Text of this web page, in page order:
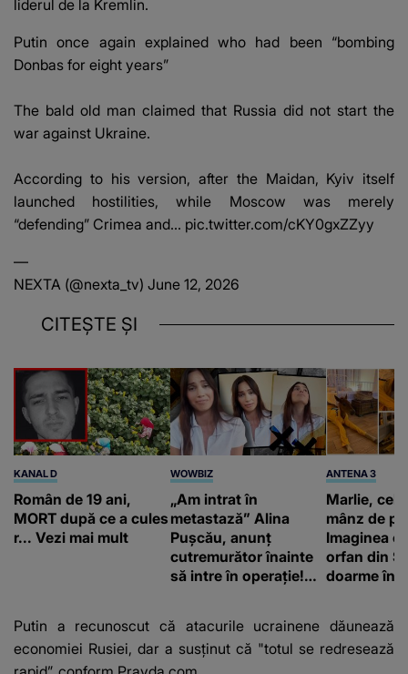
liderul de la Kremlin.
Putin once again explained who had been “bombing
Donbas for eight years”
The bald old man claimed that Russia did not start the
war against Ukraine.
According to his version, after the Maidan, Kyiv itself
launched hostilities, while Moscow was merely
“defending” Crimea and… pic.twitter.com/cKY0gxZZyy
—
NEXTA (@nexta_tv) June 12, 2026
CITEȘTE ȘI
KANAL D
Român de 19 ani,
MORT după ce a cules
r... Vezi mai mult
WOWBIZ
„Am intrat în
metastază” Alina
Pușcău, anunț
cutremurător înainte
să intre în operație!
fanilor
ANTENA 3
Marlie, cel
mânz de
Imaginea
orfan din
doarme în
Putin a recunoscut că atacurile ucrainene dăunează
economiei Rusiei, dar a susținut că "totul se redresează